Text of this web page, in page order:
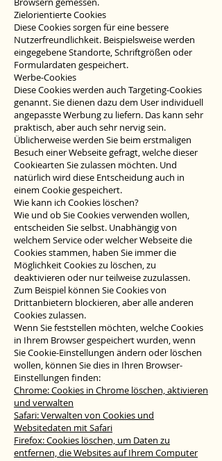
Zielorientierte Cookies
Diese Cookies sorgen für eine bessere
Nutzerfreundlichkeit. Beispielsweise werden
eingegebene Standorte, Schriftgrößen oder
Formulardaten gespeichert.
Werbe-Cookies
Diese Cookies werden auch Targeting-Cookies
genannt. Sie dienen dazu dem User individuell
angepasste Werbung zu liefern. Das kann sehr
praktisch, aber auch sehr nervig sein.
Üblicherweise werden Sie beim erstmaligen
Besuch einer Webseite gefragt, welche dieser
Cookiearten Sie zulassen möchten. Und
natürlich wird diese Entscheidung auch in
einem Cookie gespeichert.
Wie kann ich Cookies löschen?
Wie und ob Sie Cookies verwenden wollen,
entscheiden Sie selbst. Unabhängig von
welchem Service oder welcher Webseite die
Cookies stammen, haben Sie immer die
Möglichkeit Cookies zu löschen, zu
deaktivieren oder nur teilweise zuzulassen.
Zum Beispiel können Sie Cookies von
Drittanbietern blockieren, aber alle anderen
Cookies zulassen.
Wenn Sie feststellen möchten, welche Cookies
in Ihrem Browser gespeichert wurden, wenn
Sie Cookie-Einstellungen ändern oder löschen
wollen, können Sie dies in Ihren Browser-
Einstellungen finden:
Chrome: Cookies in Chrome löschen, aktivieren
und verwalten
Safari: Verwalten von Cookies und
Websitedaten mit Safari
Firefox: Cookies löschen, um Daten zu
entfernen, die Websites auf Ihrem Computer